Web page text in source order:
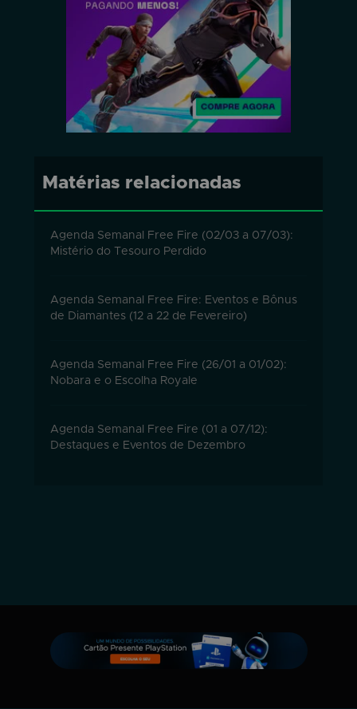
Matérias relacionadas
Agenda Semanal Free Fire (02/03 a 07/03):
Mistério do Tesouro Perdido
Agenda Semanal Free Fire: Eventos e Bônus
de Diamantes (12 a 22 de Fevereiro)
Agenda Semanal Free Fire (26/01 a 01/02):
Nobara e o Escolha Royale
Agenda Semanal Free Fire (01 a 07/12):
Destaques e Eventos de Dezembro